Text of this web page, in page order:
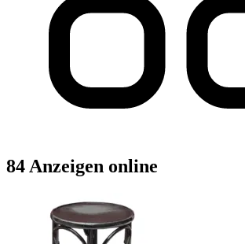
84 Anzeigen online